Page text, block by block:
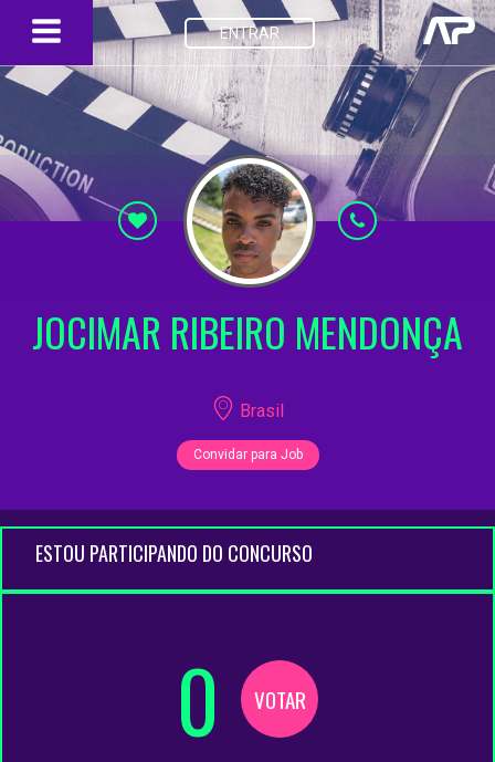
ENTRAR
JOCIMAR RIBEIRO MENDONÇA
Brasil
Convidar para Job
ESTOU PARTICIPANDO DO CONCURSO
0 VOTAR